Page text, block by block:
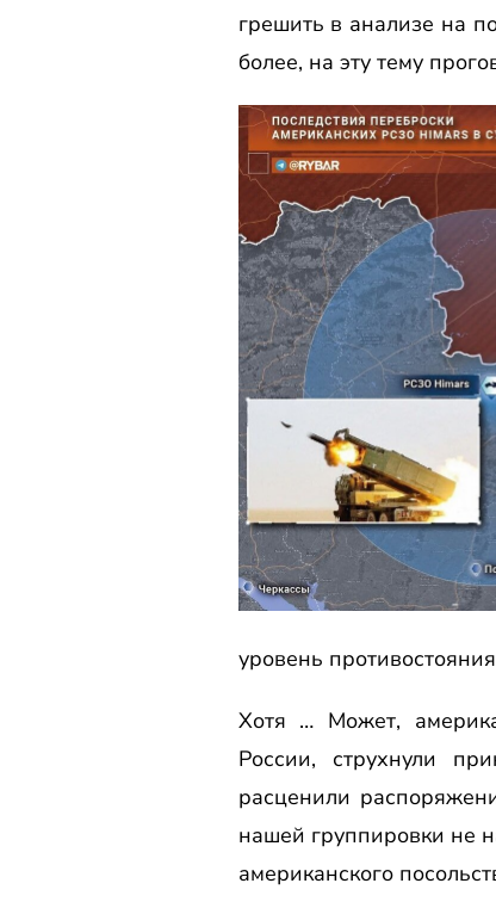
грешить в анализе на
более, на эту тему
уровень
Хотя … Может,
России, струхнули
расценили
нашей группировки не
американского